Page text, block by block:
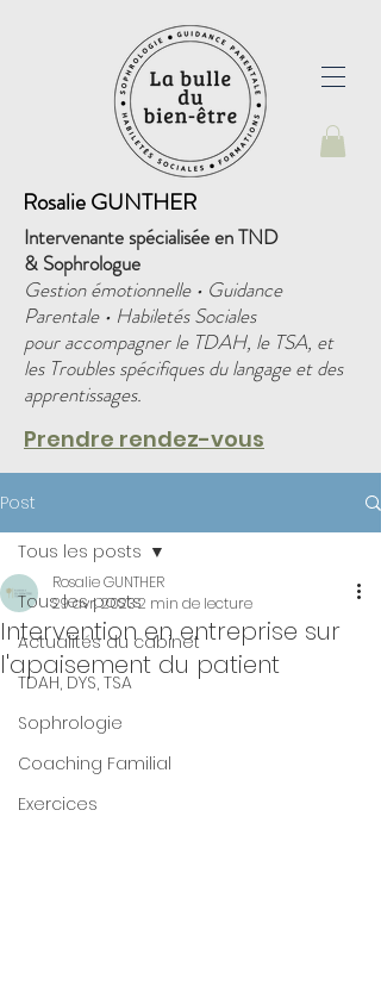
Rosalie GUNTHER
Intervenante spécialisée en TND
& Sophrologue
Gestion émotionnelle • Guidance
Parentale • Habiletés Sociales
pour accompagner le TDAH, le TSA, et
les Troubles spécifiques du langage et des
apprentissages.
Prendre rendez-vous
Post
Tous les posts
Actualités du cabinet
TDAH, DYS, TSA
Sophrologie
Coaching Familial
Exercices
Tous les posts
Intervention en entreprise sur
l'apaisement du patient
Rosalie GUNTHER
29 avr. 20232 min de lecture